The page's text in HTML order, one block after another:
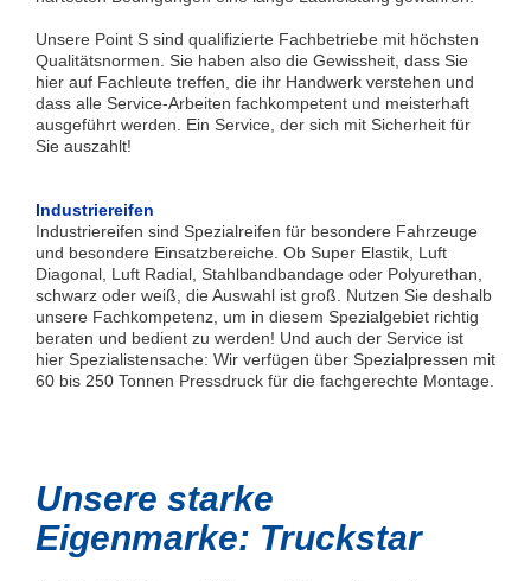
Unsere Point S sind qualifizierte Fachbetriebe mit höchsten
Qualitätsnormen. Sie haben also die Gewissheit, dass Sie
hier auf Fachleute treffen, die ihr Handwerk verstehen und
dass alle Service-Arbeiten fachkompetent und meisterhaft
ausgeführt werden. Ein Service, der sich mit Sicherheit für
Sie auszahlt!
Industriereifen
Industriereifen sind Spezialreifen für besondere Fahrzeuge
und besondere Einsatzbereiche. Ob Super Elastik, Luft
Diagonal, Luft Radial, Stahlbandbandage oder Polyurethan,
schwarz oder weiß, die Auswahl ist groß. Nutzen Sie deshalb
unsere Fachkompetenz, um in diesem Spezialgebiet richtig
beraten und bedient zu werden! Und auch der Service ist
hier Spezialistensache: Wir verfügen über Spezialpressen mit
60 bis 250 Tonnen Pressdruck für die fachgerechte Montage.
Unsere starke
Eigenmarke: Truckstar